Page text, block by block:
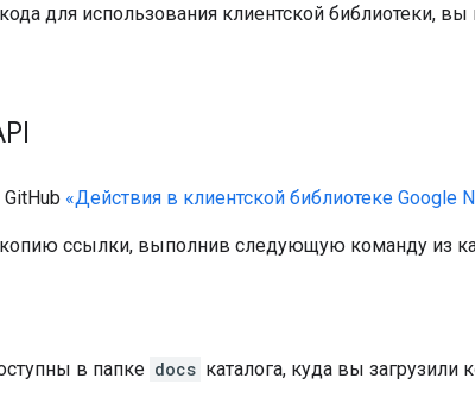
для использования клиентской библиотеки, вы
«Действия в клиентской библиотеке Google
ссылки, выполнив следующую команду из
в папке docs каталога, куда вы загрузили